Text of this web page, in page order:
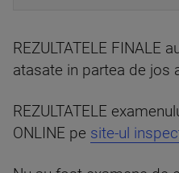
REZULTATELE FINALE
atasate in partea de jos
REZULTATELE
ONLINE pe site-ul